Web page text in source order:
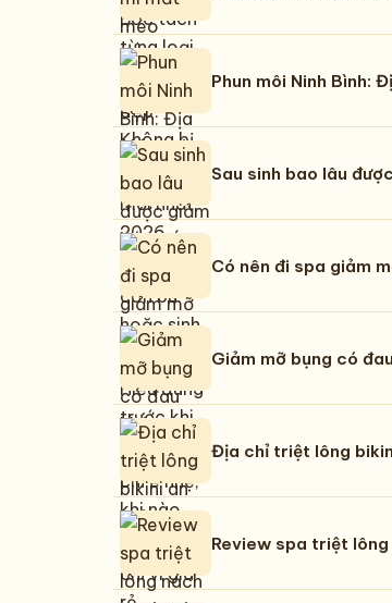
Phun môi Ninh Bình:
Sau sinh bao lâu
Có nên đi spa giảm
Giảm mỡ bụng có
Địa chỉ triệt lông
Review spa triệt